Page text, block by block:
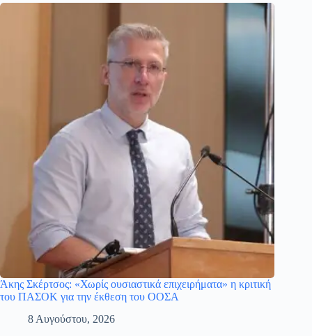
Άκης Σκέρτσος: «Χωρίς ουσιαστικά επιχειρήματα» η κριτική
του ΠΑΣΟΚ για την έκθεση του ΟΟΣΑ
8 Αυγούστου, 2026